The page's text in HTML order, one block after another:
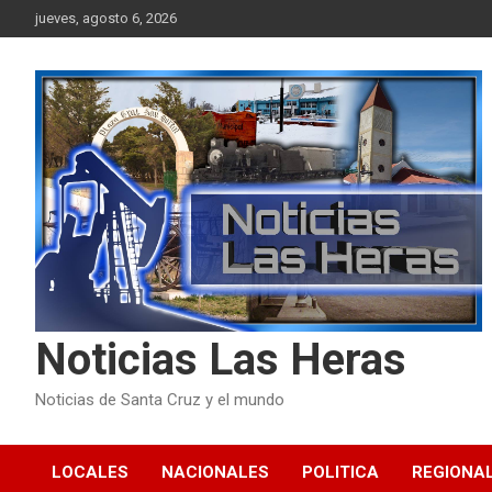
to
jueves, agosto 6, 2026
Noticias Las Heras
Noticias de Santa Cruz y el mundo
LOCALES NACIONALES POLITICA